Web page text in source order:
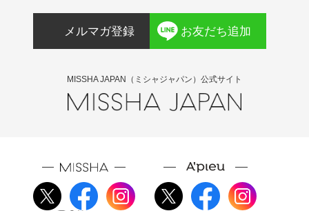
メルマガ登録 お友だち追加
MISSHA JAPAN（ミシャジャパン）公式サイト